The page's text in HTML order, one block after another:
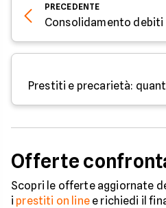
PRECEDENTE
Offerte
Scopri le offerte aggiornate
i prestiti on linee richiedi il